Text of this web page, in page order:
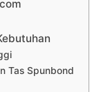
Tas Spunbond